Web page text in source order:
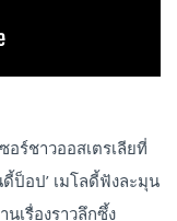
ร์ชาวออสเตรเลียที่
ป็อป’ เมโลดี้ฟังละมุน
เรื่องราวลึกซึ้ง